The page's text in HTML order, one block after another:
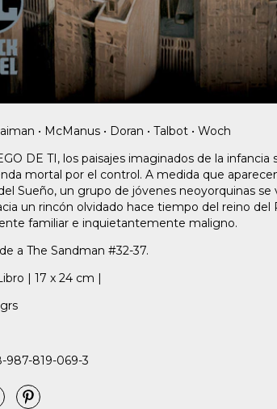
• McManus • Doran • Talbot • Woch
DE TI, los paisajes imaginados de la
mortal por el control. A medida que
Sueño, un grupo de jóvenes neoyorquinas
un rincón olvidado hace tiempo del reino del
familiar e inquietantemente maligno.
a The Sandman #32-37.
| 17 x 24 cm |
987-819-069-3